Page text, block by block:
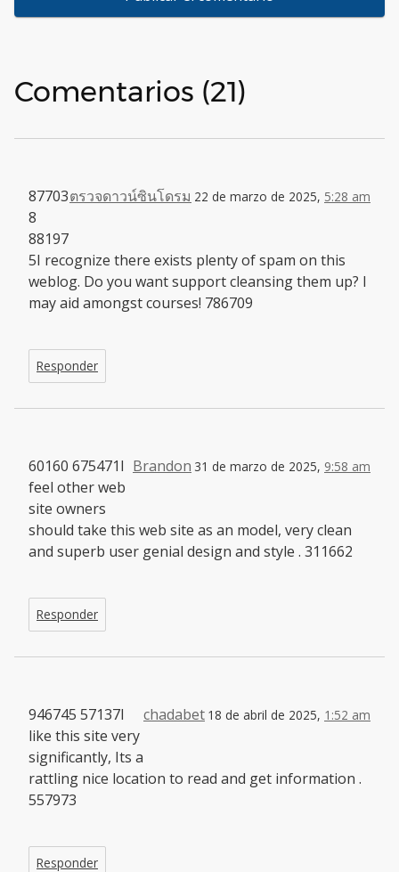
Comentarios (21)
ตรวจดาวน์ซินโดรม 22 de marzo de 2025, 5:28 am
87703
8
88197
5I recognize there exists plenty of spam on this
weblog. Do you want support cleansing them up? I
may aid amongst courses! 786709
Responder
Brandon 31 de marzo de 2025, 9:58 am
60160 675471I
feel other web
site owners
should take this web site as an model, very clean
and superb user genial design and style . 311662
Responder
chadabet 18 de abril de 2025, 1:52 am
946745 57137I
like this site very
significantly, Its a
rattling nice location to read and get information .
557973
Responder